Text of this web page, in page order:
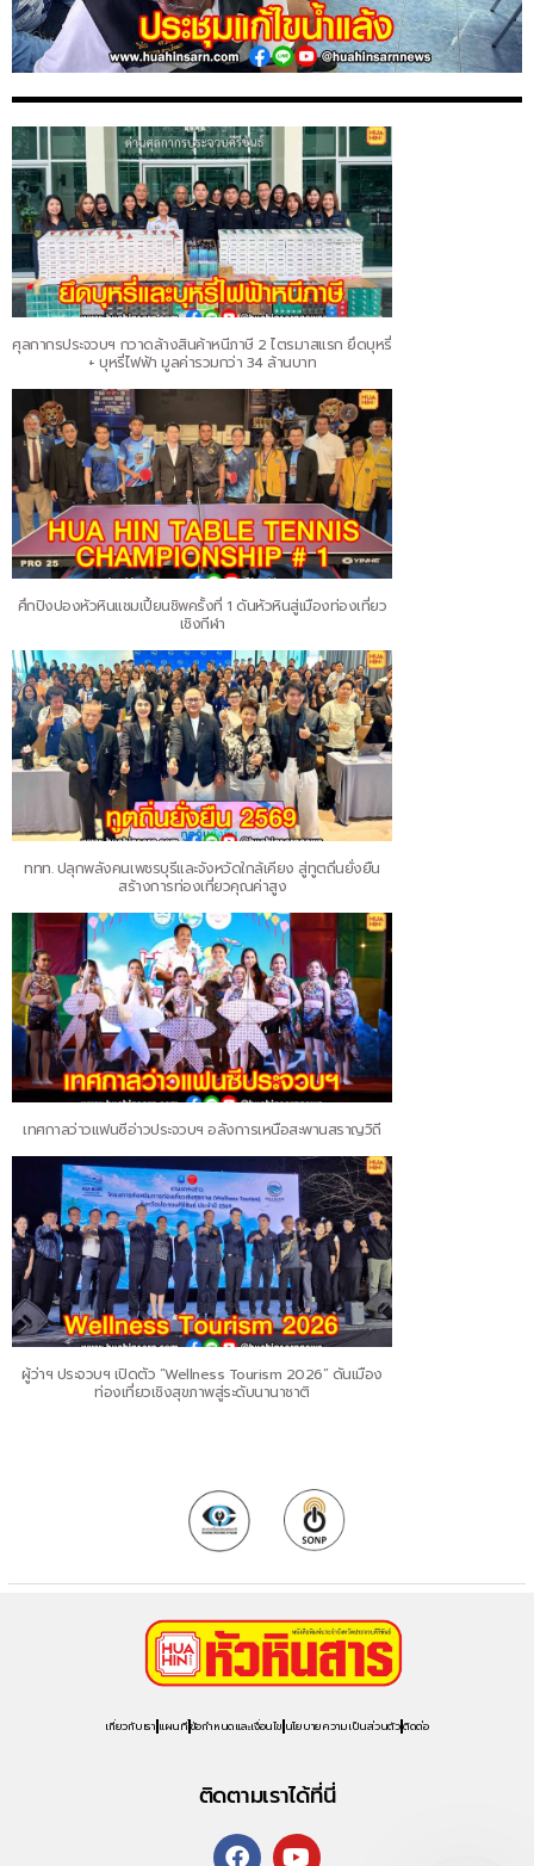
ศุลกากรประจวบฯ กวาดล้างสินค้าหนีภาษี 2 ไตรมาสแรก ยึดบุหรี่
+ บุหรี่ไฟฟ้า มูลค่ารวมกว่า 34 ล้านบาท
ศึกปิงปองหัวหินแชมเปี้ยนชิพครั้งที่ 1 ดันหัวหินสู่เมืองท่องเที่ยว
เชิงกีฬา
ททท. ปลุกพลังคนเพชรบุรีและจังหวัดใกล้เคียง สู่ทูตถิ่นยั่งยืน
สร้างการท่องเที่ยวคุณค่าสูง
เทศกาลว่าวแฟนซีอ่าวประจวบฯ อลังการเหนือสะพานสราญวิถี
ผู้ว่าฯ ประจวบฯ เปิดตัว “Wellness Tourism 2026” ดันเมือง
ท่องเที่ยวเชิงสุขภาพสู่ระดับนานาชาติ
เกี่ยวกับเรา แผนที่ ข้อกำหนดและเงื่อนไข นโยบายความเป็นส่วนตัวติดต่อ
ติดตามเราได้ที่นี่